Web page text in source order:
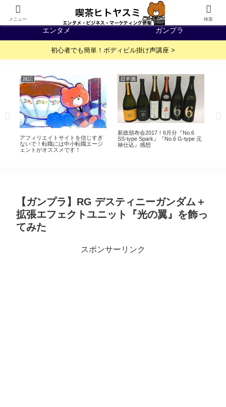
イベント・展示会
エンタメ ガンプラ
初心者でも簡単！ボディビル掛け声講座 >
雑記
アフィリエイトサイトを信じすぎ
ないで！転職には中小転職エージ
ェントがオススメです！
日本酒
新政頒布会2017！6月分『No.6
SS-type Spark』『No.6 G-type 元
禄仕込』感想
【ガンプラ】RG デスティニーガンダム＋
拡張エフェクトユニット『光の翼』を飾っ
てみた
スポンサーリンク
メニュー 検索